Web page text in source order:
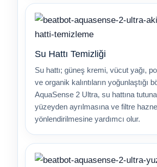
Su Hattı Temizliği
Su hattı; güneş kremi, vücut yağı,
ve organik kalıntıların yoğunlaştığı
AquaSense 2 Ultra, su hattına
yüzeyden ayrılmasına ve filtre
yönlendirilmesine yardımcı olur.